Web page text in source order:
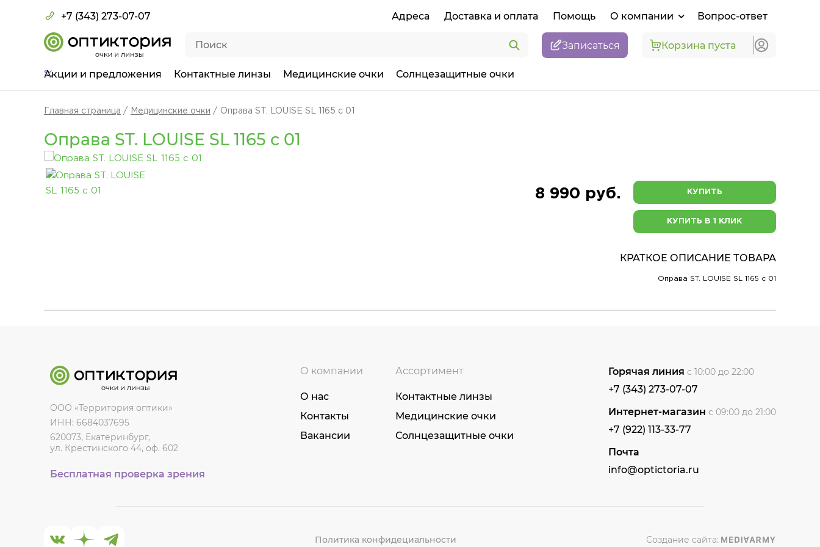
+7 (343) 273-07-07 Адреса Доставка и оплата Помощь О компании Вопрос-ответ
Записаться Корзина пуста
Акции и предложения Контактные линзы Медицинские очки Солнцезащитные очки
Главная страница Медицинские очки Оправа ST. LOUISE SL 1165 c 01
Оправа ST. LOUISE SL 1165 c 01
8 990 руб. КУПИТЬ
КУПИТЬ В 1 КЛИК
КРАТКОЕ ОПИСАНИЕ ТОВАРА
Оправа ST. LOUISE SL 1165 c 01
ООО «Территория оптики»
ИНН: 6684037695
620073, Екатеринбург,
ул. Крестинского 44, оф. 602
Бесплатная проверка зрения
О компании
О нас
Контакты
Вакансии
Ассортимент
Контактные линзы
Медицинские очки
Солнцезащитные очки
Горячая линия с 10:00 до 22:00
+7 (343) 273-07-07
Интернет-магазин с 09:00 до 21:00
+7 (922) 113-33-77
Почта
info@optictoria.ru
Политика конфидециальности Создание сайта: